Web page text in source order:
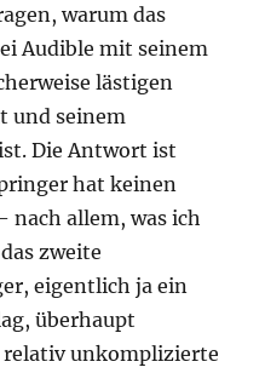
warum das
Audible mit seinem
lästigen
und seinem
Die Antwort ist
hat keinen
nach allem, was ich
zweite
eigentlich ja ein
überhaupt
relativ unkomplizierte